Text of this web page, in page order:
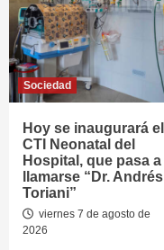
Sociedad
Hoy se inaugurará el
CTI Neonatal del
Hospital, que pasa a
llamarse “Dr. Andrés
Toriani”
viernes 7 de agosto de
2026